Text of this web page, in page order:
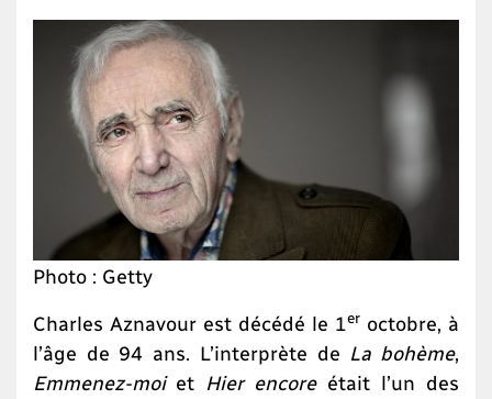
Photo : Getty
Charles Aznavour est décédé le 1 er octobre, à
l’âge de 94 ans. L’interprète de La bohème,
Emmenez-moi et Hier encoreétait l’un des